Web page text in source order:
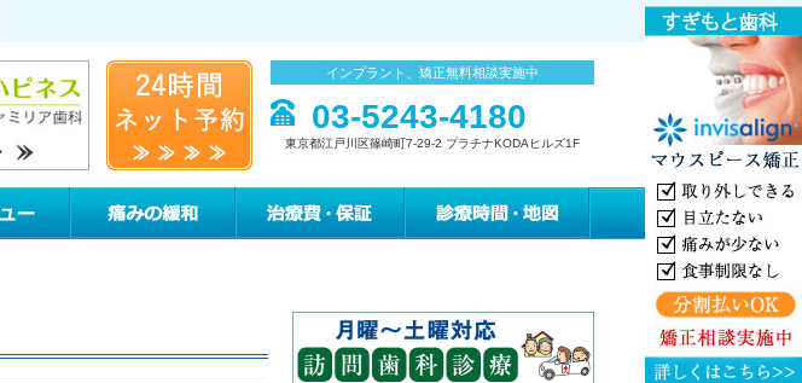
インプラント、矯正無料相談実施中
03-5243-4180
東京都江戸川区篠崎町7-29-2 プラチナKODAヒルズ1F
診療時間・地図